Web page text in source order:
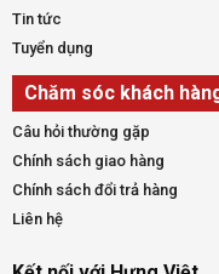
Tin tức
Tuyển dụng
Chăm sóc khách
Câu hỏi thường gặp
Chính sách giao hàng
Chính sách đổi trả hàng
Liên hệ